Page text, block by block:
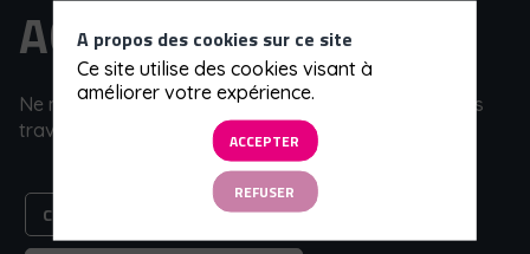
ACTUALITÉS
Ne manquez pas notre actualité et l'ensemble de nos
travaux.
CONSENTEMENT COOKIES
A propos des cookies sur ce site
Ce site utilise des cookies visant à
améliorer votre expérience.
ACCEPTER
REFUSER